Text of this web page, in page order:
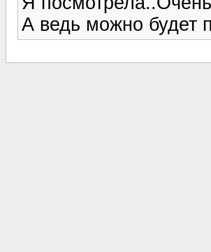
А ведь можно будет